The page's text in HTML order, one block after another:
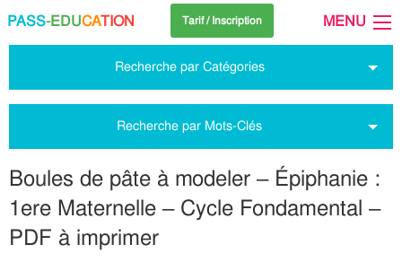
PASS-EDUCATION Tarif / Inscription MENU
Recherche par Catégories
Recherche par Mots-Clés
Boules de pâte à modeler – Épiphanie :
1ere Maternelle – Cycle Fondamental –
PDF à imprimer